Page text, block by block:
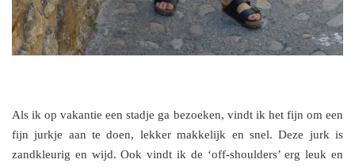
Als ik op vakantie een stadje ga bezoeken, vindt ik het fijn om een
fijn jurkje aan te doen, lekker makkelijk en snel. Deze jurk is
zandkleurig en wijd. Ook vindt ik de ‘off-shoulders’ erg leuk en